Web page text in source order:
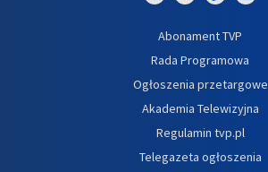
Abonament TVP
Rada Programowa
Ogłoszenia przetargowe
Akademia Telewizyjna
Regulamin tvp.pl
Telegazeta ogłoszenia